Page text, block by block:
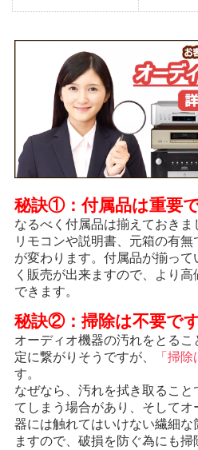
秘訣①：付属品は重要
なるべく付属品は揃えておきま
リモコンや説明書、元箱の有無
が変わります。付属品が揃って
く販売が出来ますので、より高
できます。
秘訣②：掃除は不要で
オーディオ機器の汚れをとるこ
定に繋がりそうですが、
「掃除
す。
なぜなら、汚れを拭き取ること
てしまう場合があり、そしてオ
器には触れてはいけない繊細な
ますので、破損を防ぐ為にも掃